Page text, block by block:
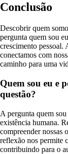
Conclusão
Descobrir quem
pergunta quem sou
crescimento pessoal.
conectamos com
caminho para uma
Quem sou eu e
questão?
A pergunta quem
existência humana.
compreender nossas
reflexão nos permite
contribuindo para o